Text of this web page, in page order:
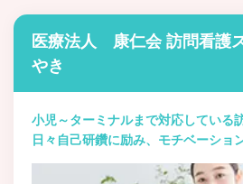
医療法人 康仁会 訪問看護
やき
小児～ターミナルまで対応している
日々自己研鑽に励み、モチベーショ